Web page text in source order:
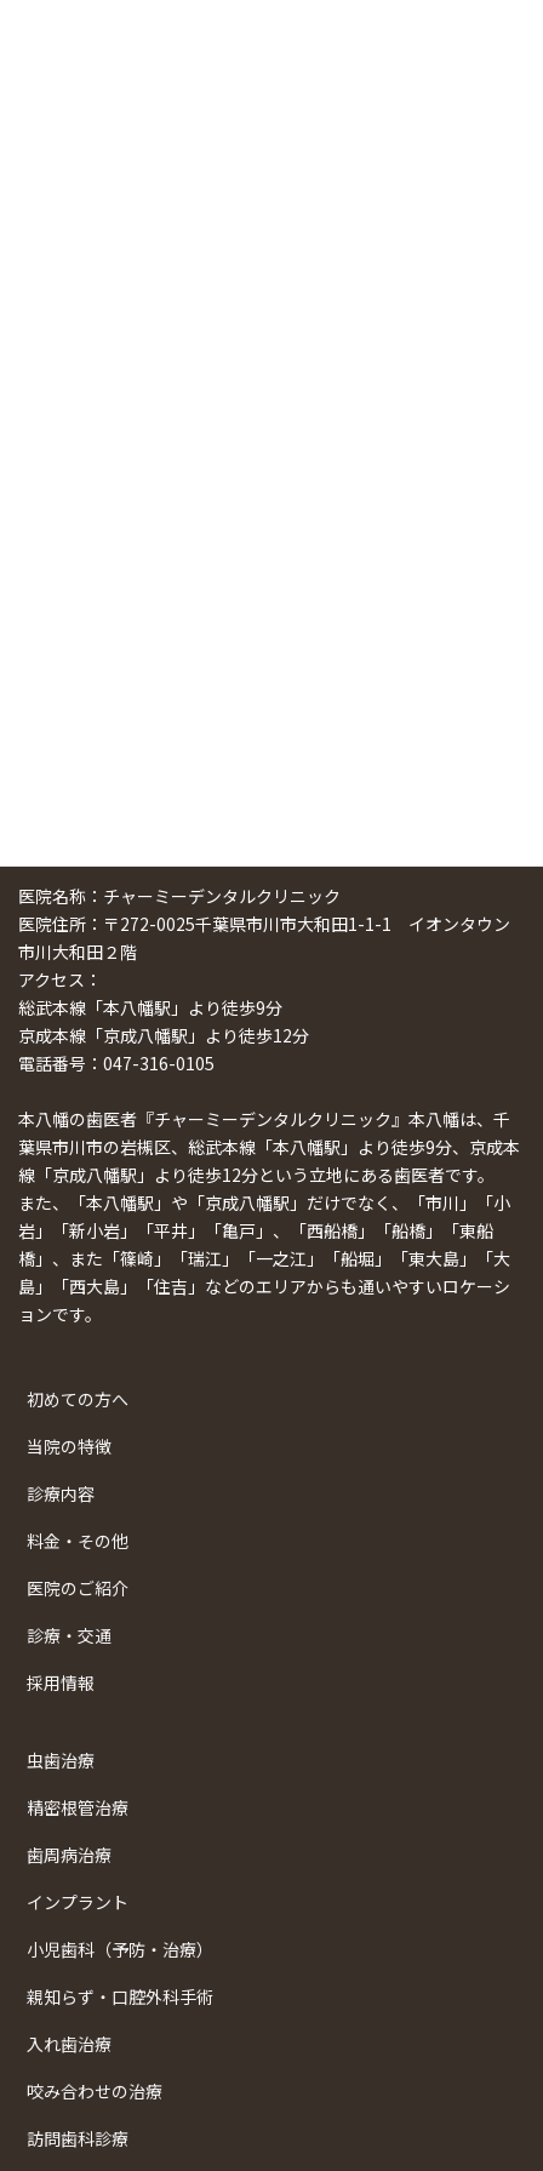
医院名称：チャーミーデンタルクリニック
医院住所：〒272-0025千葉県市川市大和田1-1-1 イオンタウン
市川大和田２階
アクセス：
総武本線「本八幡駅」より徒歩9分
京成本線「京成八幡駅」より徒歩12分
電話番号：047-316-0105
本八幡の歯医者『チャーミーデンタルクリニック』本八幡は、千
葉県市川市の岩槻区、総武本線「本八幡駅」より徒歩9分、京成本
線「京成八幡駅」より徒歩12分という立地にある歯医者です。
また、「本八幡駅」や「京成八幡駅」だけでなく、「市川」「小
岩」「新小岩」「平井」「亀戸」、「西船橋」「船橋」「東船
橋」、また「篠崎」「瑞江」「一之江」「船堀」「東大島」「大
島」「西大島」「住吉」などのエリアからも通いやすいロケーシ
ョンです。
初めての方へ
当院の特徴
診療内容
料金・その他
医院のご紹介
診療・交通
採用情報
虫歯治療
精密根管治療
歯周病治療
インプラント
小児歯科（予防・治療）
親知らず・口腔外科手術
入れ歯治療
咬み合わせの治療
訪問歯科診療